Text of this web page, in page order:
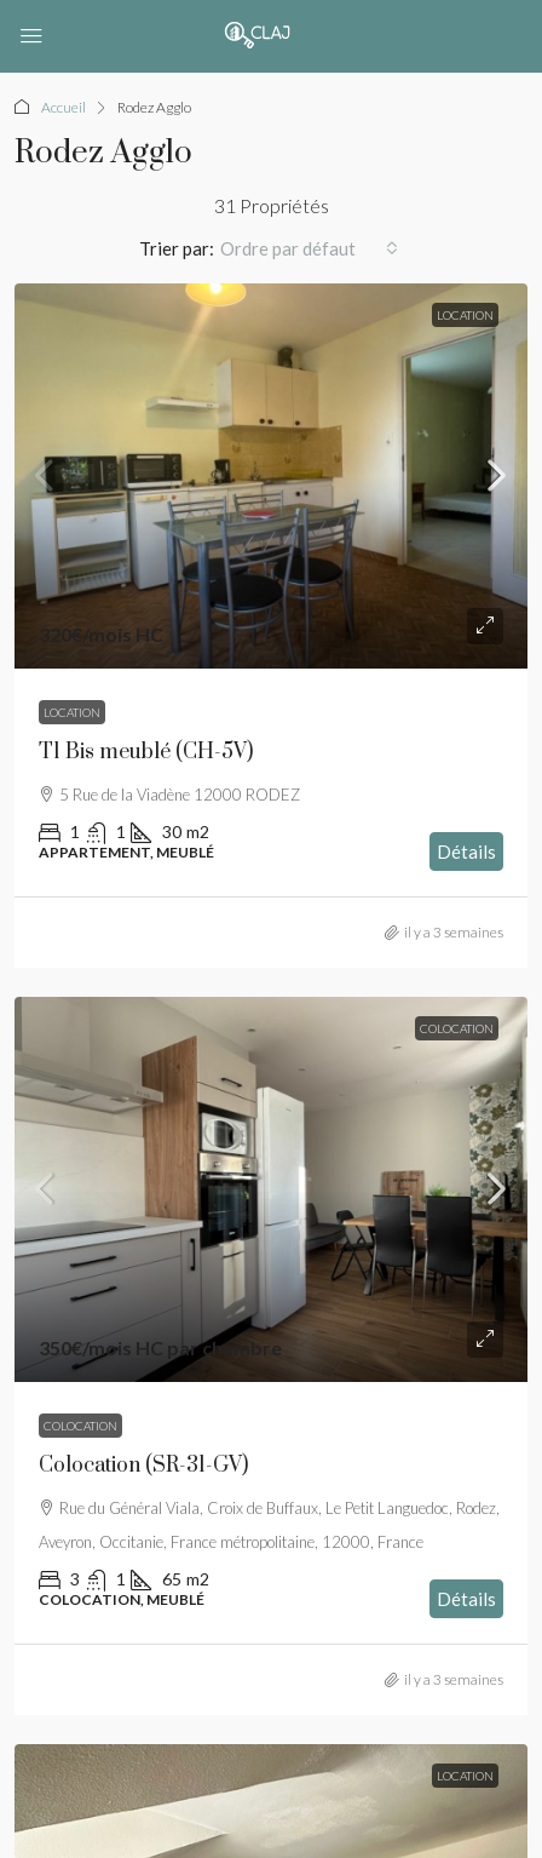
Accueil Rodez Agglo
Rodez Agglo
31 Propriétés
Trier par: Ordre par défaut
LOCATION
320€/mois HC
LOCATION
T1 Bis meublé (CH-5V)
5 Rue de la Viadène 12000 RODEZ
1 1 30 m2
APPARTEMENT, MEUBLÉ Détails
il y a 3 semaines
COLOCATION
350€/mois HC par chambre
COLOCATION
Colocation (SR-31-GV)
Rue du Général Viala, Croix de Buffaux, Le Petit Languedoc, Rodez,
Aveyron, Occitanie, France métropolitaine, 12000, France
3 1 65 m2
COLOCATION, MEUBLÉ Détails
il y a 3 semaines
LOCATION